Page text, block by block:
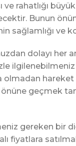
rahatlığı
Bunun
ve
dolayı her
ilgilenebilmeniz
olmadan
geçmek
gereken bir
fiyatlara